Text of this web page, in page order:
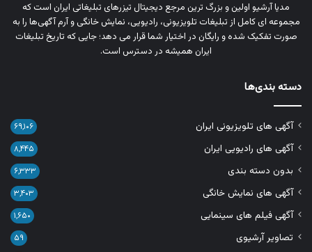
مدیا آرشیو اولین و بزرگ‌ ترین مرجع دیجیتال تیزرهای تبلیغاتی ایران است که
مجموعه‌ ای کامل از تبلیغات تلویزیونی، رادیویی، نمایش خانگی و آرم‌ آگهی‌ها را به‌
صورت تفکیک‌ شده و رایگان در اختیار شما قرار می‌ دهد؛ جایی که تاریخ تبلیغات
ایران همیشه در دسترس است.
دسته بندی‌ها
آگهی های تلویزیونی ایران ۶۹,۱۰۶
آگهی های رادیویی ایران ۸,۴۴۵
بدون دسته بندی ۶,۳۳۳
آگهی های نمایش خانگی ۳,۴۰۳
آگهی فیلم های سینمایی ۱,۶۵۰
تصاویر آرشیوی ۵۹